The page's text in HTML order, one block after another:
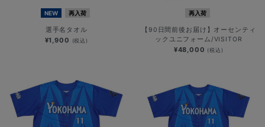
NEW 再入荷
選手名タオル
¥1,900 (税込)
再入荷
【90日間前後お届け】オーセンティ
ックユニフォーム/VISITOR
¥48,000 (税込)